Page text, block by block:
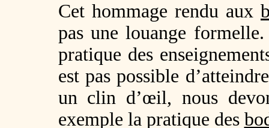
Cet hommage rendu aux
pas une louange
pratique des
est pas possible
un clin d’œil, nous
exemple la pratique des